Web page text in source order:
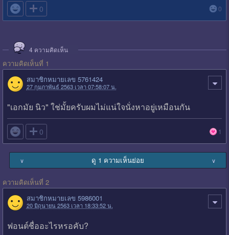
 0 0
4 ความคิดเห็น
ความคิดเห็นที่ 1
สมาชิกหมายเลข 5761424
27 กุมภาพันธ์ 2563 เวลา 07:58:07 น.
"เอกมัย นิว" ใช่มั้ยครับผมไม่แน่ใจนั่งหาอยู่เหมือนกัน
 0 1
∨ ดู 1 ความเห็นย่อย ∨
ความคิดเห็นที่ 2
สมาชิกหมายเลข 5986001
20 มิถุนายน 2563 เวลา 18:33:52 น.
ฟอนต์ชื่ออะไรหรอคับ?